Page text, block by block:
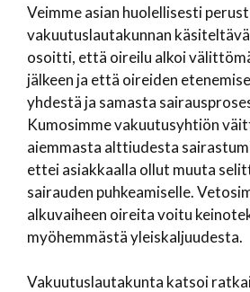
Veimme asian huolellisesti
vakuutuslautakunnan
osoitti, että oireilu alkoi
jälkeen ja että oireiden
yhdestä ja samasta
Kumosimme vakuutusyhtiön
aiemmasta alttiudesta
ettei asiakkaalla ollut muuta
sairauden puhkeamiselle.
alkuvaiheen oireita voitu
myöhemmästä yleiskaljuudesta.
Vakuutuslautakunta katsoi